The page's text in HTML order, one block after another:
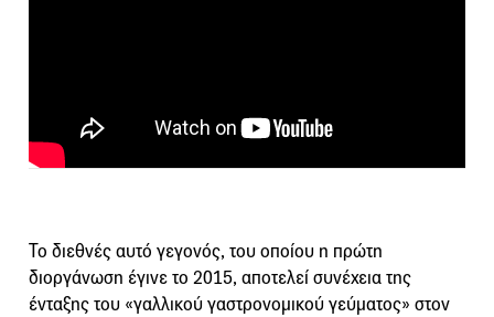
Το διεθνές αυτό γεγονός, του οποίου η πρώτη
διοργάνωση έγινε το 2015, αποτελεί συνέχεια της
ένταξης του «γαλλικού γαστρονομικού γεύματος» στον